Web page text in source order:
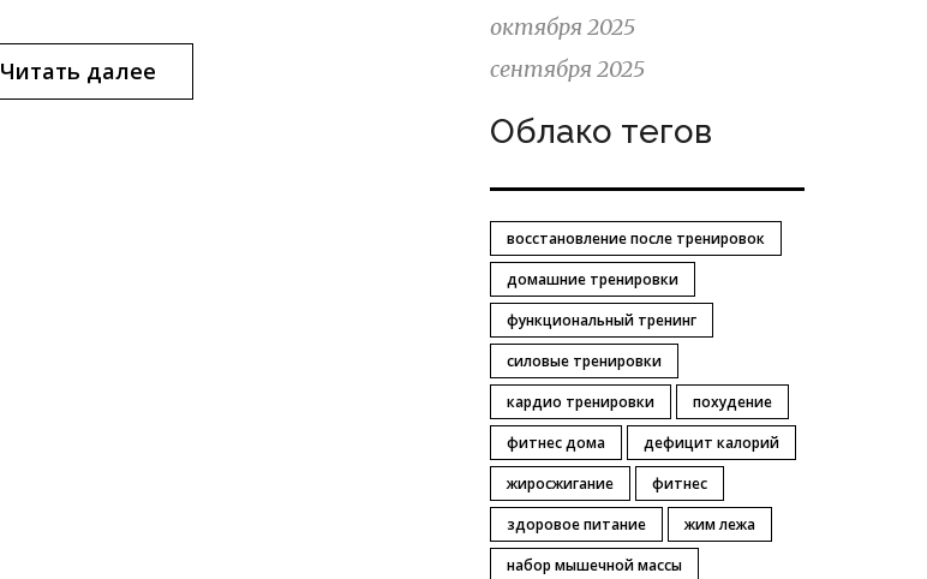
Читать далее
октября 2025
сентября 2025
Облако тегов
восстановление после тренировок
домашние тренировки
функциональный тренинг
силовые тренировки
кардио тренировки
похудение
фитнес дома
дефицит калорий
жиросжигание
фитнес
здоровое питание
жим лежа
набор мышечной массы